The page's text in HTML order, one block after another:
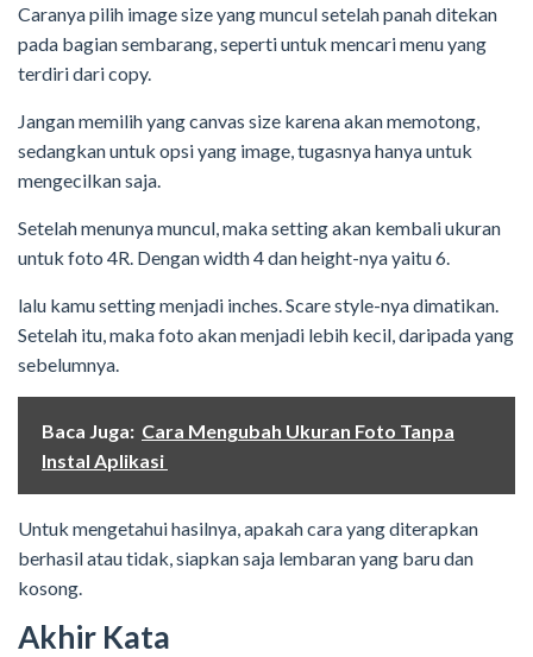
Caranya pilih image size yang muncul setelah panah ditekan
pada bagian sembarang, seperti untuk mencari menu yang
terdiri dari copy.
Jangan memilih yang canvas size karena akan memotong,
sedangkan untuk opsi yang image, tugasnya hanya untuk
mengecilkan saja.
Setelah menunya muncul, maka setting akan kembali ukuran
untuk foto 4R. Dengan width 4 dan height-nya yaitu 6.
lalu kamu setting menjadi inches. Scare style-nya dimatikan.
Setelah itu, maka foto akan menjadi lebih kecil, daripada yang
sebelumnya.
Baca Juga: Cara Mengubah Ukuran Foto Tanpa
Instal Aplikasi
Untuk mengetahui hasilnya, apakah cara yang diterapkan
berhasil atau tidak, siapkan saja lembaran yang baru dan
kosong.
Akhir Kata